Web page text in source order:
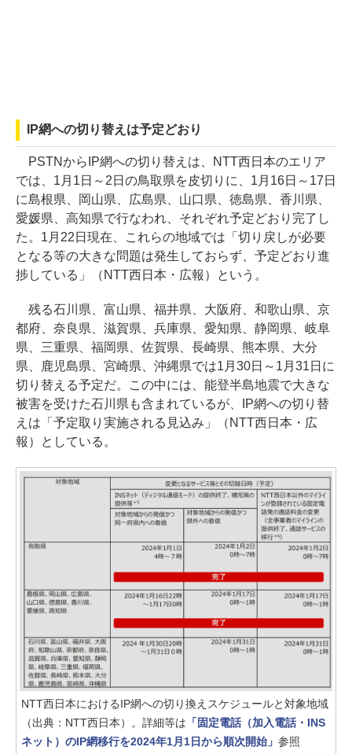
IP網への切り替えは予定どおり
PSTNからIP網への切り替えは、NTT西日本のエリア
では、1月1日～2日の鳥取県を皮切りに、1月16日～17日
に島根県、岡山県、広島県、山口県、徳島県、香川県、
愛媛県、高知県で行なわれ、それぞれ予定どおり完了し
た。1月22日現在、これらの地域では「切り戻しが必要
となる等の大きな問題は発生しておらず、予定どおり進
捗している」（NTT西日本・広報）という。
残る石川県、富山県、福井県、大阪府、和歌山県、京
都府、奈良県、滋賀県、兵庫県、愛知県、静岡県、岐阜
県、三重県、福岡県、佐賀県、長崎県、熊本県、大分
県、鹿児島県、宮崎県、沖縄県では1月30日～1月31日に
切り替える予定だ。この中には、能登半島地震で大きな
被害を受けた石川県も含まれているが、IP網への切り替
えは「予定取り実施される見込み」（NTT西日本・広
報）としている。
NTT西日本におけるIP網への切り換えスケジュールと対象地域
（出典：NTT西日本）。詳細等は 「固定電話（加入電話・INS
ネット）のIP網移行を2024年1月1日から順次開始」 参照